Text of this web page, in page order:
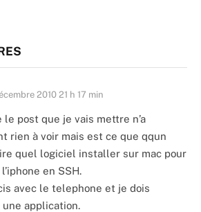
2010 21 h 17 min
le post que je vais mettre n’a
rien à voir mais est ce que qqun
quel logiciel installer sur mac pour
en SSH.
avec le telephone et je dois
application.